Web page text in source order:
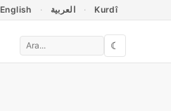
English العربية Kurdî
☾